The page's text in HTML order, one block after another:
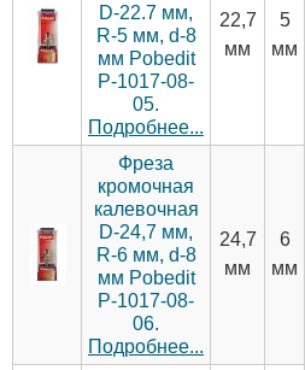
D-22.7 мм,
R-5 мм, d-8
мм Pobedit
P-1017-08-
05.
Подробнее...
22,7
мм
5
мм
Фреза
кромочная
калевочная
D-24,7 мм,
R-6 мм, d-8
мм Pobedit
P-1017-08-
06.
Подробнее...
24,7
мм
6
мм